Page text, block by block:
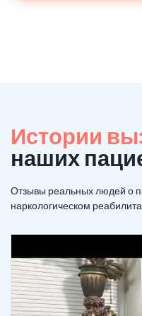
Истории
наших
Отзывы реальных людей о
наркологическом